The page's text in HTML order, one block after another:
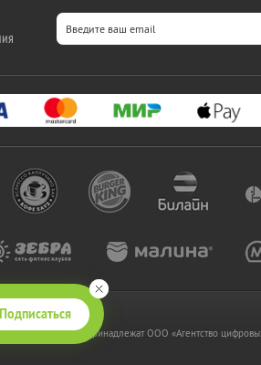
Подписаться
www.kupikupon.ru принадлежат OOO «Агентство